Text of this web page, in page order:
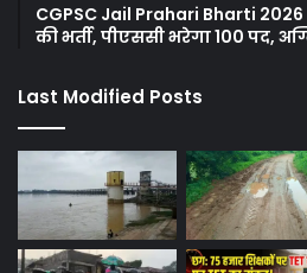
CGPSC Jail Prahari Bharti 2026
की भर्ती, पीएससी भरेगा 100 पद,
Last Modified Posts